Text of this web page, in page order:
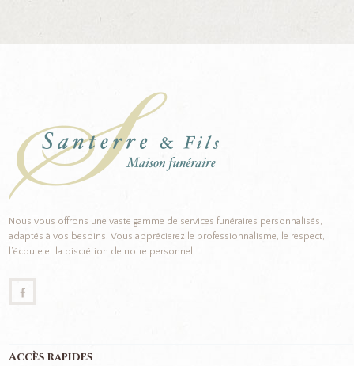
Nous vous offrons une vaste gamme de services funéraires personnalisés,
adaptés à vos besoins. Vous apprécierez le professionnalisme, le respect,
l’écoute et la discrétion de notre personnel.
Accès rapides